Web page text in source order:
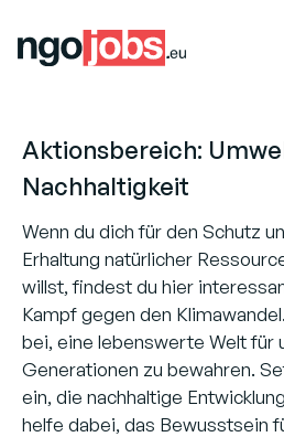
Aktionsbereich:
Nachhaltigkeit
Wenn du dich für den Schutz
Erhaltung natürlicher
willst, findest du hier
Kampf gegen den
bei, eine lebenswerte Welt für
Generationen zu bewahren.
ein, die nachhaltige
helfe dabei, das Bewusstsein